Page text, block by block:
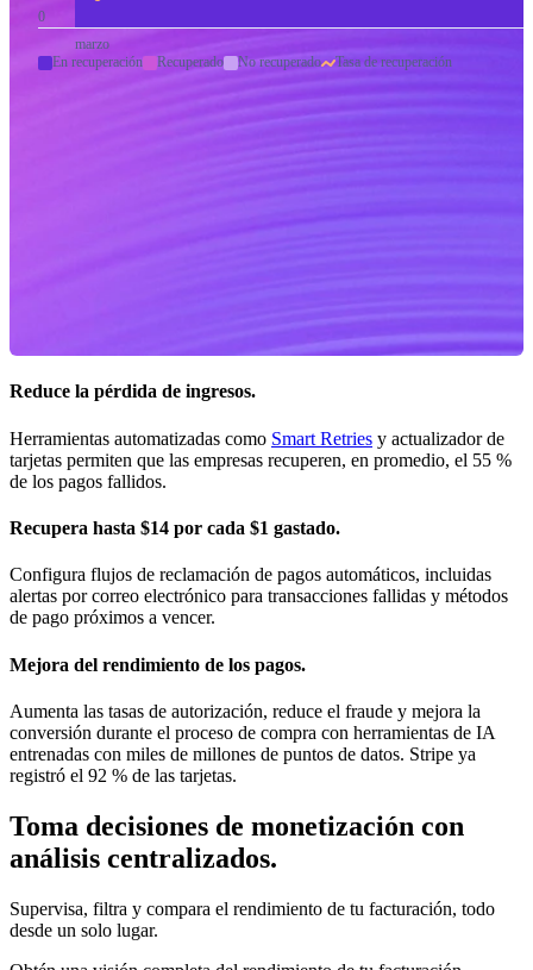
0
marzo
En recuperación
Recuperado No recuperado Tasa de recuperación
Reduce la pérdida de ingresos.
Herramientas automatizadas como Smart Retries y actualizador de
tarjetas permiten que las empresas recuperen, en promedio, el 55 %
de los pagos fallidos.
Recupera hasta $14 por cada $1 gastado.
Configura flujos de reclamación de pagos automáticos, incluidas
alertas por correo electrónico para transacciones fallidas y métodos
de pago próximos a vencer.
Mejora del rendimiento de los pagos.
Aumenta las tasas de autorización, reduce el fraude y mejora la
conversión durante el proceso de compra con herramientas de IA
entrenadas con miles de millones de puntos de datos. Stripe ya
registró el 92 % de las tarjetas.
Toma decisiones de monetización con
análisis centralizados.
Supervisa, filtra y compara el rendimiento de tu facturación, todo
desde un solo lugar.